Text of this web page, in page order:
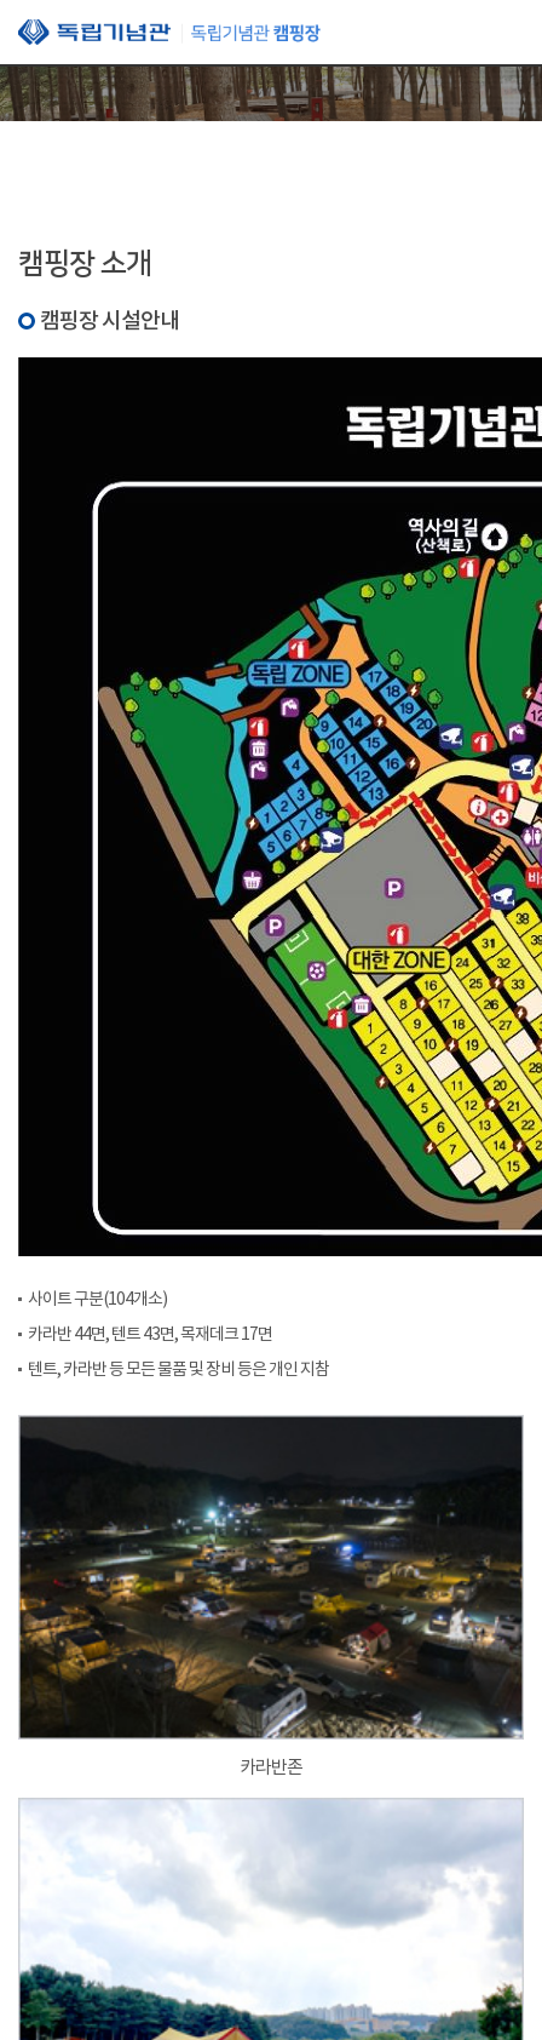
본문 바로가기
캠핑장 소개
캠핑장 시설안내
사이트 구분(104개소)
카라반 44면, 텐트 43면, 목재데크 17면
텐트, 카라반 등 모든 물품 및 장비 등은 개인 지참
카라반존